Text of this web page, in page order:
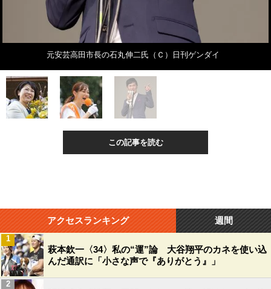
元安芸高田市長の石丸伸二氏（Ｃ）日刊ゲンダイ
この記事を読む
アクセスランキング 週間
萩本欽一〈34〉私の“運”論 大谷翔平のカネを使い込
んだ通訳に「小さな声で『ありがとう』」
1
2